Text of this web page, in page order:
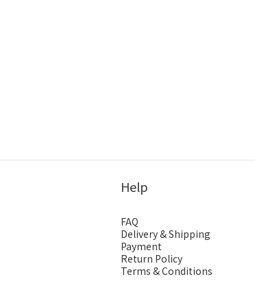
Help
FAQ
Delivery & Shipping
Payment
Return Policy
Terms & Conditions